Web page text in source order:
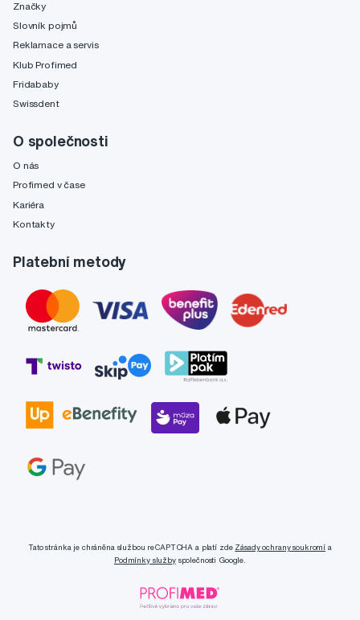
Značky
Slovník pojmů
Reklamace a servis
Klub Profimed
Fridababy
Swissdent
O společnosti
O nás
Profimed v čase
Kariéra
Kontakty
Platební metody
Tato stránka je chráněna službou reCAPTCHA a platí zde Zásady ochrany soukromí a
Podmínky službyspolečnosti Google.